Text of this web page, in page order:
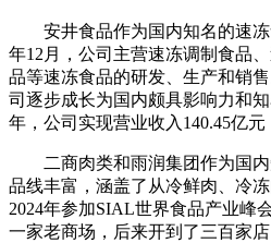
安井食品作为国内知名的速冻
年12月，公司主营速冻调制食品
品等速冻食品的研发、生产和销
司逐步成长为国内颇具影响力和
年，公司实现营业收入140.45亿元
二商肉类和雨润集团作为国内
品线丰富，涵盖了从冷鲜肉、冷
2024年参加SIAL世界食品产业峰
一家老商场，后来开到了三百家